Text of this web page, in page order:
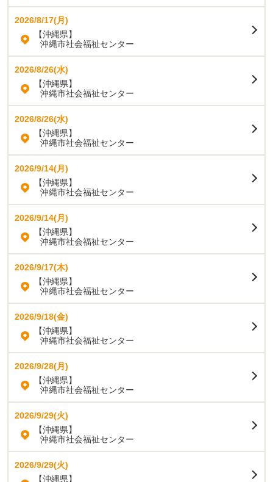
2026/8/17(月)
【沖縄県】
沖縄市社会福祉センター
2026/8/26(水)
【沖縄県】
沖縄市社会福祉センター
2026/8/26(水)
【沖縄県】
沖縄市社会福祉センター
2026/9/14(月)
【沖縄県】
沖縄市社会福祉センター
2026/9/14(月)
【沖縄県】
沖縄市社会福祉センター
2026/9/17(木)
【沖縄県】
沖縄市社会福祉センター
2026/9/18(金)
【沖縄県】
沖縄市社会福祉センター
2026/9/28(月)
【沖縄県】
沖縄市社会福祉センター
2026/9/29(火)
【沖縄県】
沖縄市社会福祉センター
2026/9/29(火)
【沖縄県】